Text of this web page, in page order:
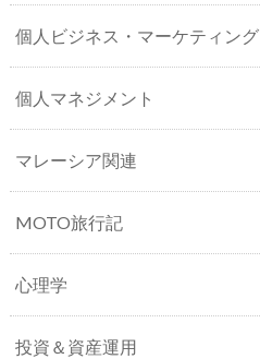
個人ビジネス・マーケティング
個人マネジメント
マレーシア関連
MOTO旅行記
心理学
投資＆資産運用